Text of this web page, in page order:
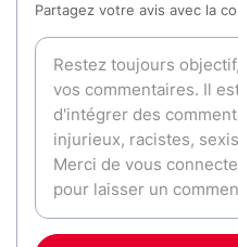
Partagez votre avis avec la